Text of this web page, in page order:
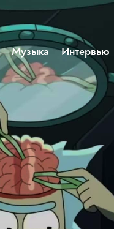
Музыка Интервью